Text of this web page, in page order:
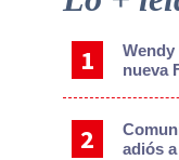
Wendy
nueva
adiós